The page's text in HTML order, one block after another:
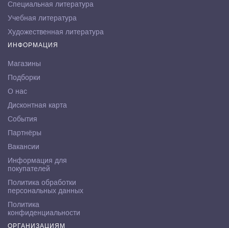
Специальная литература
Учебная литература
Художественная литература
ИНФОРМАЦИЯ
Магазины
Подборки
О нас
Дисконтная карта
События
Партнёры
Вакансии
Информация для
покупателей
Политика обработки
персональных данных
Политика
конфиденциальности
ОРГАНИЗАЦИЯМ